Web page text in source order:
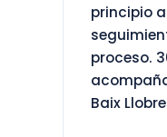
principio
proceso.
Baix